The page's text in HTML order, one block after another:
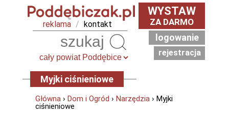
reklama / kontakt
WYSTAW
ZA DARMO
logowanie
rejestracja
Myjki ciśnieniowe
Główna › Dom i Ogród › Narzędzia › Myjki
ciśnieniowe